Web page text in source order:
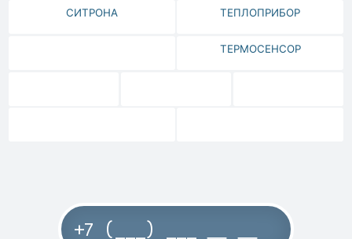
СИТРОНА ТЕПЛОПРИБОР
ТЕРМОСЕНСОР